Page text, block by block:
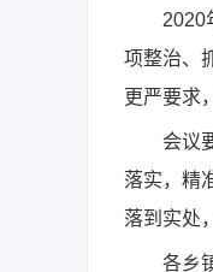
2020年
项整治、
更严要求
会议要
落实，精
落到实处
各乡镇